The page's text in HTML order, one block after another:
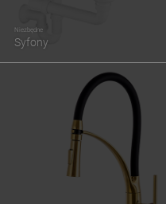
Niezbędne
Syfony